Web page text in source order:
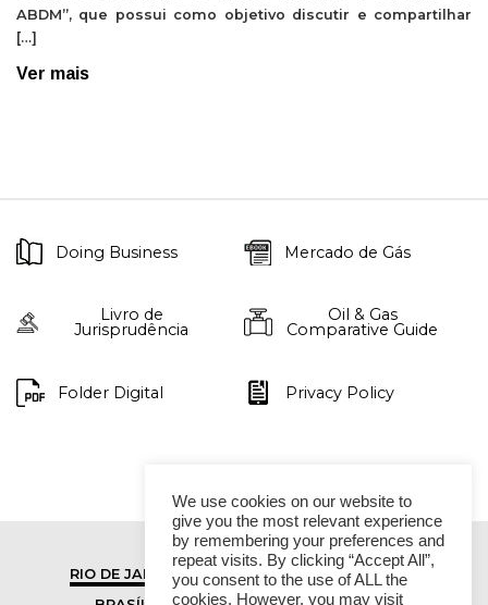
ABDM”, que possui como objetivo discutir e compartilhar
[…]
Ver mais
Doing Business Mercado de Gás
Livro de
Jurisprudência
Oil & Gas
Comparative Guide
Folder Digital Privacy Policy
RIO DE JANEIRO
SÃO PAULO
We use cookies on our website to
give you the most relevant experience
by remembering your preferences and
repeat visits. By clicking “Accept All”,
you consent to the use of ALL the
cookies. However, you may visit